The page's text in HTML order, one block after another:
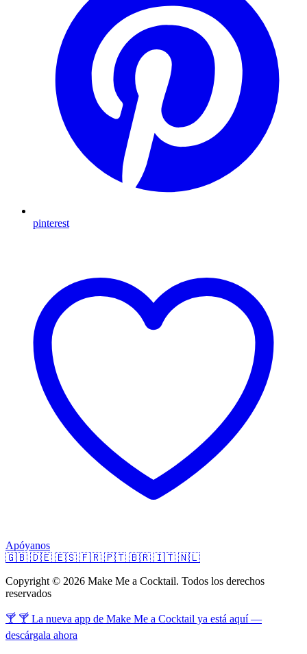
pinterest
Apóyanos
🇬🇧 🇩🇪 🇪🇸 🇫🇷 🇵🇹 🇧🇷 🇮🇹 🇳🇱
Copyright © 2026 Make Me a Cocktail. Todos los derechos
reservados
🍸 🍸 La nueva app de Make Me a Cocktail ya está aquí —
descárgala ahora